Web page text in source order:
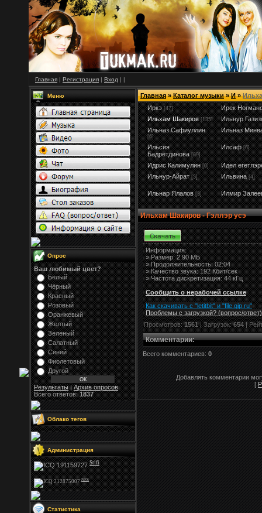
Главная | Регистрация | Вход | |
Меню
Опрос
Ваш любимый цвет?
Белый
Чёрный
Красный
Розовый
Оранжевый
Желтый
Зеленый
Салатный
Синий
Фиолетовый
Другой
Результаты|Архив опросов
Всего ответов:1837
Облако тегов
Администрация
Stifi
NFS
Статистика
Главная»Каталог музыки»И»
Иркэ [47]
Ирек
Ильхам Шакиров [135]
Ильнур
Ильназ Сафиуллин
[6]
Ильназ
Ильсия
Бадретдинова [89]
Илсаф [6]
Идрис Калимулин [0]
Идел
Ильнур-Айрат [5] Ильвина [4]
Ильнар Ялалов [3] Илмир
Ильхам Шакиров - Гэллэр усэ
Информация:
»Размер:2.90 МБ
» Продолжительность: 02:04
» Качество звука: 192 Кбит/сек
» Частота дискретизация: 44 кГц
Сообщить о нерабочей ссылке
Как скачивать с "letitbit" и "file.qip.ru"
Проблемы с загрузкой? (вопрос/ответ)
Просмотров:1561| Загрузок:654|
Комментарии:
Всего комментариев: 0
Добавлять комментарии
[